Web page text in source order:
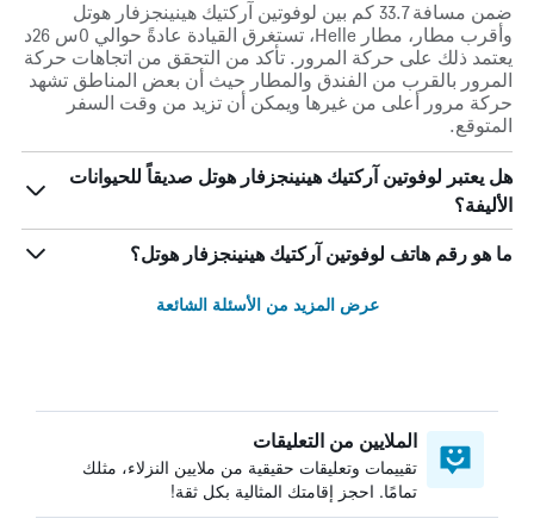
ضمن مسافة 33.7 كم بين لوفوتين آركتيك هينينجزفار هوتل
وأقرب مطار، مطار Helle، تستغرق القيادة عادةً حوالي 0س 26د
يعتمد ذلك على حركة المرور. تأكد من التحقق من اتجاهات حركة
المرور بالقرب من الفندق والمطار حيث أن بعض المناطق تشهد
حركة مرور أعلى من غيرها ويمكن أن تزيد من وقت السفر
المتوقع.
هل يعتبر لوفوتين آركتيك هينينجزفار هوتل صديقاً للحيوانات
الأليفة؟
ما هو رقم هاتف لوفوتين آركتيك هينينجزفار هوتل؟
عرض المزيد من الأسئلة الشائعة
الملايين من التعليقات
تقييمات وتعليقات حقيقية من ملايين النزلاء، مثلك
تمامًا. احجز إقامتك المثالية بكل ثقة!